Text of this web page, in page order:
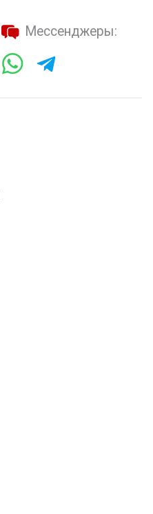
Мессенджеры: